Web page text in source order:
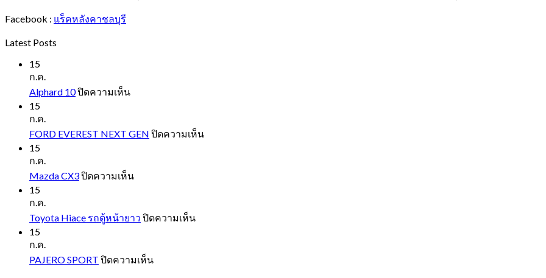
Facebook : แร็คหลังคาชลบุรี
Latest Posts
15
ก.ค.
Alphard 10ปิดความเห็นบน
15
ก.ค.
FORD EVEREST NEXT GEN ปิดความเห็นบน
15
ก.ค.
Mazda CX3ปิดความเห็นบน
15
ก.ค.
Toyota Hiace รถตู้หน้ายาว ปิดความเห็นบน
15
ก.ค.
PAJERO SPORT ปิดความเห็นบน